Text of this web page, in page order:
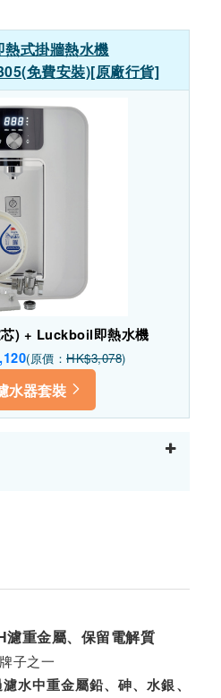
式掛牆熱水機
免費安裝)[原廠行貨]
) + Luckboil即熱水機
(原價： HK$3,078)
水器套裝
重金屬、保留電解質
子之一
水中重金屬鉛、砷、水銀、